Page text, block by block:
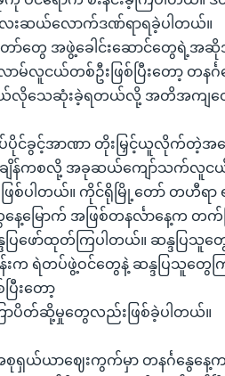
ေးဆယ်လောက်ဒဏ်ရာရခဲ့ပါတယ်။
တွေ အဖွဲ့ခေါင်းဆောင်တွေရဲ့
မ်လူငယ်တစ်ဦးဖြစ်ပြီးတော့ တနင်္ဂ
ယ်လိုသေဆုံးခဲ့ရတယ်လို့ အတိအကျတေ
ပိုင်ခွင့်အာဏာ တိုးမြှင့်ယူလိုက်တဲ့အပေ
စ်ချိန်ကစလို့ အခုဆယ်ကျော်သက်လူ
ပါတယ်။ ကိုင်ရိုမြို့တော် တဟီရာ ရင်
ထနေ့မြောက် အဖြစ်တနင်္လာနေ့က
ပြဖော်ထုတ်ကြပါတယ်။ ဆန္ဒပြသူတွ
က ရဲတပ်ဖွဲ့ဝင်တွေနဲ့ ဆန္ဒပြသူတွေကြာ
ြီးတော့
ောပိတ်ဆို့မှုတွေလည်းဖြစ်ခဲ့ပါတယ်။
အစုရှယ်ယာဈေးကွက်မှာ တနင်္ဂနွေ